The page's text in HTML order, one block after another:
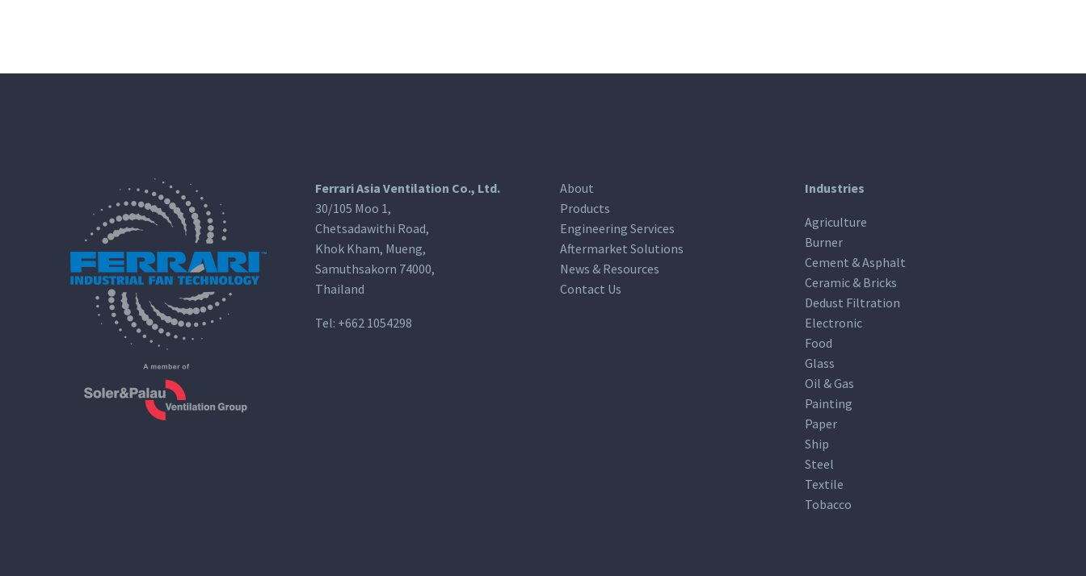
Ferrari Asia Ventilation Co., Ltd.
30/105 Moo 1,
Chetsadawithi Road,
Khok Kham, Mueng,
Samuthsakorn 74000,
Thailand
Tel: +662 1054298
About
Products
Engineering Services
Aftermarket Solutions
News & Resources
Contact Us
Industries
Agriculture
Burner
Cement & Asphalt
Ceramic & Bricks
Dedust Filtration
Electronic
Food
Glass
Oil & Gas
Painting
Paper
Ship
Steel
Textile
Tobacco